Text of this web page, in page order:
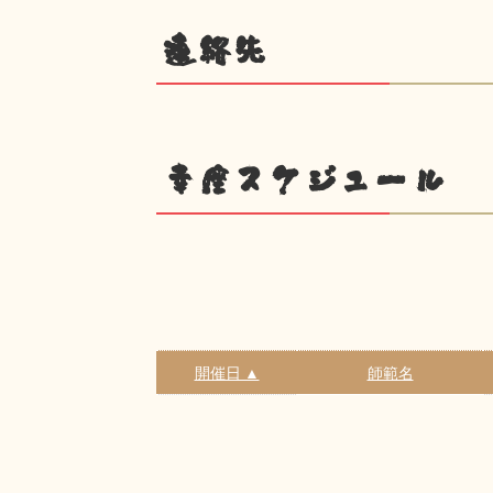
連絡先
幸座スケジュール
開催日 ▲ 師範名